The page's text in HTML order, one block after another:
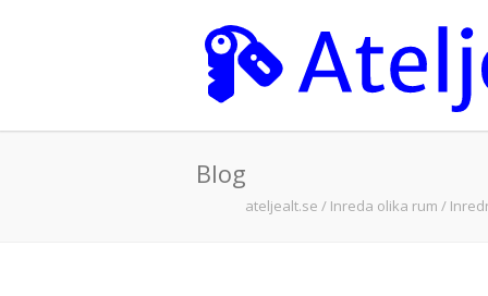
Blog
ateljealt.se / Inreda olika rum /